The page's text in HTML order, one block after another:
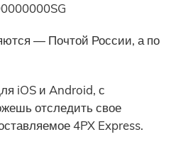
— Почтой России, а по
iOS и Android, с
отследить свое
4PX Express.